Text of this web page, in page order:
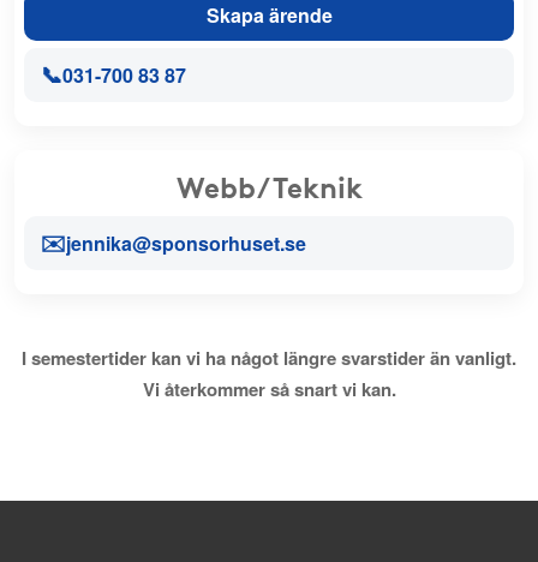
Skapa ärende
📞031-700 83 87
Webb/Teknik
✉️jennika@sponsorhuset.se
I semestertider kan vi ha något längre svarstider än vanligt.
Vi återkommer så snart vi kan.